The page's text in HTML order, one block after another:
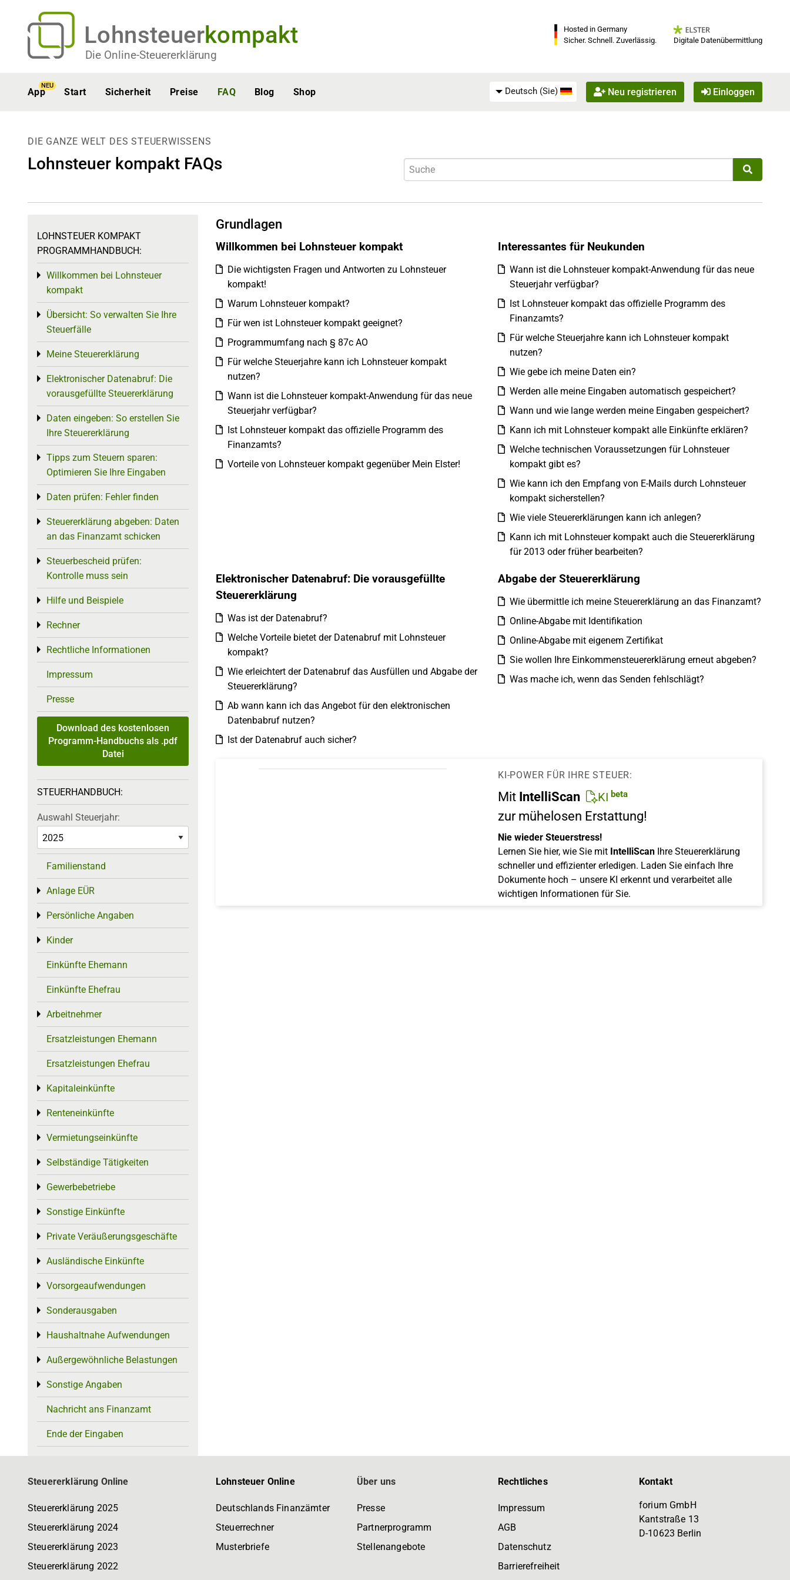
Lohnsteuerkompakt
Die Online-Steuererklärung
Hosted in Germany
Sicher. Schnell. Zuverlässig.
Digitale Datenübermittlung
App
NEU
Start Sicherheit Preise FAQ Blog Shop Deutsch (Sie) Neu registrieren Einloggen
DIE GANZE WELT DES STEUERWISSENS
Lohnsteuer kompakt FAQs
Grundlagen
Willkommen bei Lohnsteuer kompakt
Die wichtigsten Fragen und Antworten zu Lohnsteuer
kompakt!
Warum Lohnsteuer kompakt?
Für wen ist Lohnsteuer kompakt geeignet?
Programmumfang nach § 87c AO
Für welche Steuerjahre kann ich Lohnsteuer kompakt
nutzen?
Wann ist die Lohnsteuer kompakt-Anwendung für das neue
Steuerjahr verfügbar?
Ist Lohnsteuer kompakt das offizielle Programm des
Finanzamts?
Vorteile von Lohnsteuer kompakt gegenüber Mein Elster!
Interessantes für Neukunden
Wann ist die Lohnsteuer kompakt-Anwendung für das neue
Steuerjahr verfügbar?
Ist Lohnsteuer kompakt das offizielle Programm des
Finanzamts?
Für welche Steuerjahre kann ich Lohnsteuer kompakt
nutzen?
Wie gebe ich meine Daten ein?
Werden alle meine Eingaben automatisch gespeichert?
Wann und wie lange werden meine Eingaben gespeichert?
Kann ich mit Lohnsteuer kompakt alle Einkünfte erklären?
Welche technischen Voraussetzungen für Lohnsteuer
kompakt gibt es?
Wie kann ich den Empfang von E-Mails durch Lohnsteuer
kompakt sicherstellen?
Wie viele Steuererklärungen kann ich anlegen?
Kann ich mit Lohnsteuer kompakt auch die Steuererklärung
für 2013 oder früher bearbeiten?
Elektronischer Datenabruf: Die vorausgefüllte
Steuererklärung
Was ist der Datenabruf?
Welche Vorteile bietet der Datenabruf mit Lohnsteuer
kompakt?
Wie erleichtert der Datenabruf das Ausfüllen und Abgabe der
Steuererklärung?
Ab wann kann ich das Angebot für den elektronischen
Datenbabruf nutzen?
Ist der Datenabruf auch sicher?
Abgabe der Steuererklärung
Wie übermittle ich meine Steuererklärung an das Finanzamt?
Online-Abgabe mit Identifikation
Online-Abgabe mit eigenem Zertifikat
Sie wollen Ihre Einkommensteuererklärung erneut abgeben?
Was mache ich, wenn das Senden fehlschlägt?
KI-POWER FÜR IHRE STEUER:
Mit IntelliScan KI beta
zur mühelosen Erstattung!
Nie wieder Steuerstress!
Lernen Sie hier, wie Sie mit IntelliScan Ihre Steuererklärung
schneller und effizienter erledigen. Laden Sie einfach Ihre
Dokumente hoch – unsere KI erkennt und verarbeitet alle
wichtigen Informationen für Sie.
LOHNSTEUER KOMPAKT
PROGRAMMHANDBUCH:
Willkommen bei Lohnsteuer
kompakt
Toggle menu
Übersicht: So verwalten Sie Ihre
Steuerfälle
Toggle menu
Meine Steuererklärung
Toggle menu
Elektronischer Datenabruf: Die
vorausgefüllte Steuererklärung
Toggle menu
Daten eingeben: So erstellen Sie
Ihre Steuererklärung
Toggle menu
Tipps zum Steuern sparen:
Optimieren Sie Ihre Eingaben
Toggle menu
Daten prüfen: Fehler finden
Toggle menu
Steuererklärung abgeben: Daten
an das Finanzamt schicken
Toggle menu
Steuerbescheid prüfen:
Kontrolle muss sein
Toggle menu
Hilfe und Beispiele
Toggle menu
Rechner
Toggle menu
Rechtliche Informationen
Toggle menu
Impressum
Presse
Download des kostenlosen
Programm-Handbuchs als .pdf
Datei
STEUERHANDBUCH:
Auswahl Steuerjahr:
Familienstand
Anlage EÜR
Toggle menu
Persönliche Angaben
Toggle menu
Kinder
Toggle menu
Einkünfte Ehemann
Einkünfte Ehefrau
Arbeitnehmer
Toggle menu
Ersatzleistungen Ehemann
Ersatzleistungen Ehefrau
Kapitaleinkünfte
Toggle menu
Renteneinkünfte
Toggle menu
Vermietungseinkünfte
Toggle menu
Selbständige Tätigkeiten
Toggle menu
Gewerbebetriebe
Toggle menu
Sonstige Einkünfte
Toggle menu
Private Veräußerungsgeschäfte
Toggle menu
Ausländische Einkünfte
Toggle menu
Vorsorgeaufwendungen
Toggle menu
Sonderausgaben
Toggle menu
Haushaltnahe Aufwendungen
Toggle menu
Außergewöhnliche Belastungen
Toggle menu
Sonstige Angaben
Toggle menu
Nachricht ans Finanzamt
Ende der Eingaben
Steuererklärung Online
Steuererklärung 2025
Steuererklärung 2024
Steuererklärung 2023
Steuererklärung 2022
Lohnsteuer Online
Deutschlands Finanzämter
Steuerrechner
Musterbriefe
Über uns
Presse
Partnerprogramm
Stellenangebote
Rechtliches
Impressum
AGB
Datenschutz
Barrierefreiheit
Kontakt
forium GmbH
Kantstraße 13
D-10623 Berlin